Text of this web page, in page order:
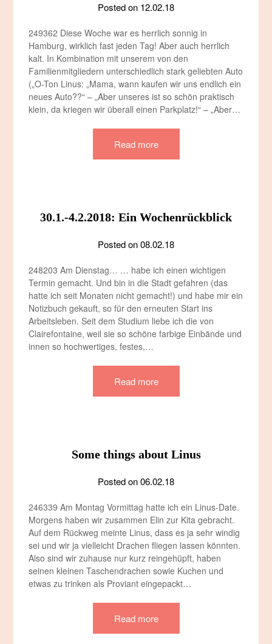
Posted on 12.02.18
249362 Diese Woche war es herrlich sonnig in
Hamburg, wirklich fast jeden Tag! Aber auch herrlich
kalt. In Kombination mit unserem von den
Familienmitgliedern unterschiedlich stark geliebten Auto
(„O-Ton Linus: „Mama, wann kaufen wir uns endlich ein
neues Auto??“ – „Aber unseres ist so schön praktisch
klein, da kriegen wir überall einen Parkplatz!“ – „Aber…
Read more
30.1.-4.2.2018: Ein Wochenrückblick
Posted on08.02.18
248203 Am Dienstag… … habe ich einen wichtigen
Termin gemacht. Und bin in die Stadt gefahren (das
hatte ich seit Monaten nicht gemacht!) und habe mir ein
Notizbuch gekauft, so für den erneuten Start ins
Arbeitsleben. Seit dem Studium liebe ich die von
Clairefontaine, weil sie so schöne farbige Einbände und
innen so hochwertiges, festes,…
Read more
Some things about Linus
Posted on06.02.18
246339 Am Montag Vormittag hatte ich ein Linus-Date.
Morgens haben wir zusammen Elin zur Kita gebracht.
Auf dem Rückweg meinte Linus, dass es ja sehr windig
sei und wir ja vielleicht Drachen fliegen lassen könnten.
Also sind wir zuhause nur kurz reingehüpft, haben
seinen kleinen Taschendrachen sowie Kuchen und
etwas zu trinken als Proviant eingepackt…
Read more